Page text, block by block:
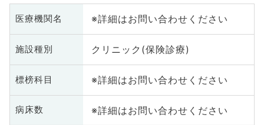
医療機関名 ※詳細はお問い合わせください
施設種別 クリニック(保険診療)
標榜科目 ※詳細はお問い合わせください
病床数 ※詳細はお問い合わせください